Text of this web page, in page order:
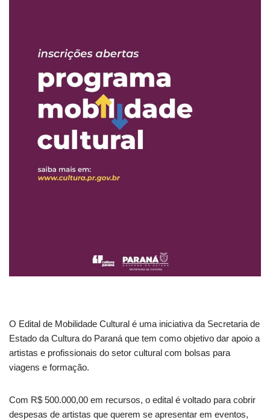
O Edital de Mobilidade Cultural é uma iniciativa da Secretaria de
Estado da Cultura do Paraná que tem como objetivo dar apoio a
artistas e profissionais do setor cultural com bolsas para
viagens e formação.
Com R$ 500.000,00 em recursos, o edital é voltado para cobrir
despesas de artistas que querem se apresentar em eventos,